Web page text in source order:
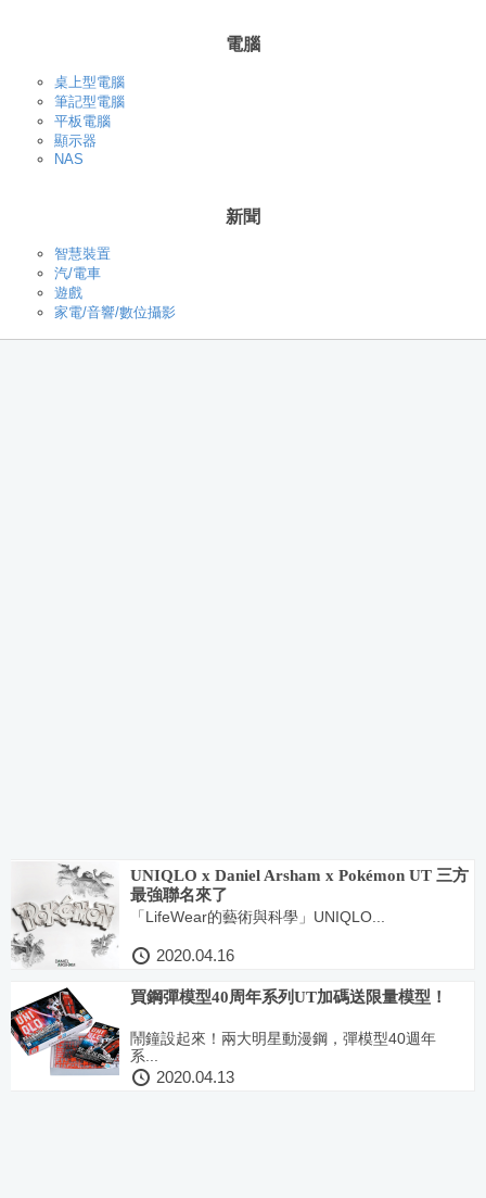
電腦
桌上型電腦
筆記型電腦
平板電腦
顯示器
NAS
新聞
智慧裝置
汽/電車
遊戲
家電/音響/數位攝影
UNIQLO x Daniel Arsham x Pokémon UT 三方
最強聯名來了
「LifeWear的藝術與科學」UNIQLO...
2020.04.16
買鋼彈模型40周年系列UT加碼送限量模型！
鬧鐘設起來！兩大明星動漫鋼，彈模型40週年
系...
2020.04.13